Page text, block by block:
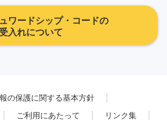
ワードシップ・コードの
受入れについて
の保護に関する基本方針
ご利用にあたって
リンク集